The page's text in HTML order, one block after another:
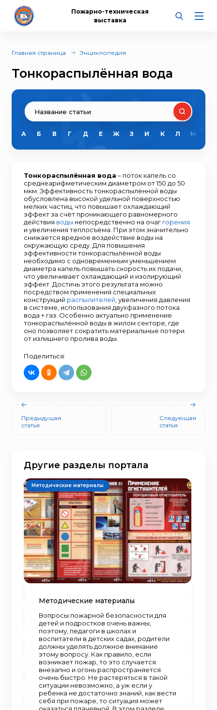
Пожарно-техническая
выставка
Главная страница Энциклопедия
Тонкораспылённая вода
А Б В Г Д Е Ж З И К Л М
Тонкораспылённая вода – поток капель со
среднеарифметическим диаметром от 150 до 50
мкм. Эффективность тонкораспылённой воды
обусловлена высокой удельной поверхностью
мелких частиц, что повышает охлаждающий
эффект за счёт проникающего равномерного
действия воды непосредственно на очаг горения
и увеличения теплосъёма. При этом значительно
снижается вредное воздействие воды на
окружающую среду. Для повышения
эффективности тонкораспылённой воды
необходимо с одновременным уменьшением
диаметра капель повышать скорость их подачи,
что увеличивает охлаждающий и изолирующий
эффект. Достичь этого результата можно
посредством применения специальных
конструкций распылителей , увеличения давления
в системе, использования двухфазного потока
вода + газ. Особенно актуально применение
тонкораспылённой воды в жилом секторе, где
оно позволяет сократить материальные потери
от излишнего пролива воды.
Поделиться:
Предыдущая
статья
Следующая
статья
Другие разделы портала
Методические материалы
Методические материалы
Вопросы пожарной безопасности для
детей и подростков очень важны,
поэтому, педагоги в школах и
воспитатели в детских садах, родители
должны уделять должное внимание
этому вопросу. Как правило, если
возникает пожар, то это случается
внезапно и огонь распространяется
очень быстро. Не растеряться в такой
ситуации невозможно, а уж если у
ребенка не достаточно знаний, как вести
себя при пожаре, то ситуация может
оказаться плачевной. В этом разделе